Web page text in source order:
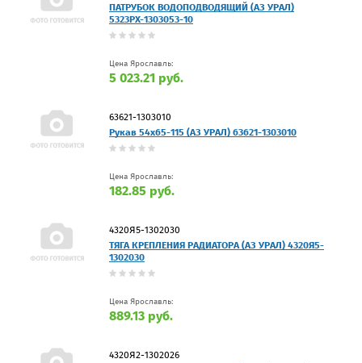
ПАТРУБОК ВОДОПОДВОДЯЩИЙ (АЗ УРАЛ)
5323РХ-1303053-10
Цена Ярославль:
5 023.21 руб.
63621-1303010
Рукав 54х65-115 (АЗ УРАЛ) 63621-1303010
Цена Ярославль:
182.85 руб.
4320Я5-1302030
ТЯГА КРЕПЛЕНИЯ РАДИАТОРА (АЗ УРАЛ) 4320Я5-
1302030
Цена Ярославль:
889.13 руб.
4320Я2-1302026